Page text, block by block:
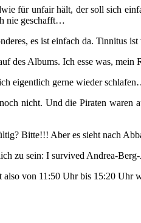
für unfair hält, der soll sich
nie geschafft…
es ist einfach da. Tinnitus
des Albums. Ich esse was, mein
eigentlich gerne wieder
nicht. Und die Piraten waren
Bitte!!! Aber es sieht nach
zu sein: I survived Andrea-
also von 11:50 Uhr bis 15:20